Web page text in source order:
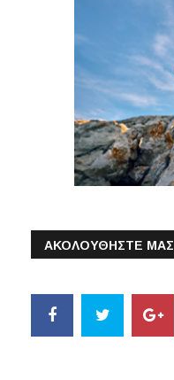
ΑΚΟΛΟΥΘΗΣΤΕ ΜΑΣ